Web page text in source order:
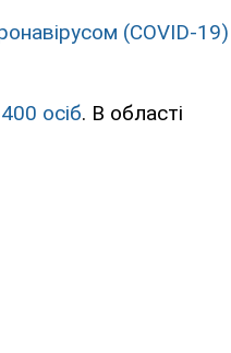
(COVID-19)
осіб. В області